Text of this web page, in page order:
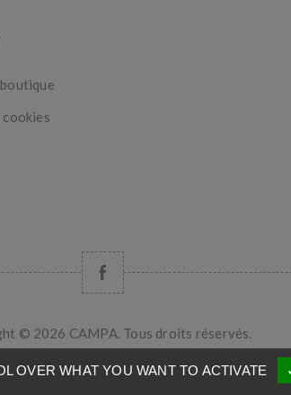
cookies
© 2026 CAMPA. Tous droits réservés.
OVER WHAT YOU WANT TO ACTIVATE